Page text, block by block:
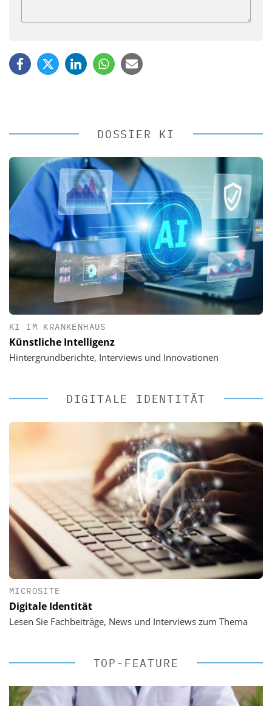
DOSSIER KI
KI IM KRANKENHAUS
Künstliche Intelligenz
Hintergrundberichte, Interviews und Innovationen
DIGITALE IDENTITÄT
MICROSITE
Digitale Identität
Lesen Sie Fachbeiträge, News und Interviews zum Thema
TOP-FEATURE